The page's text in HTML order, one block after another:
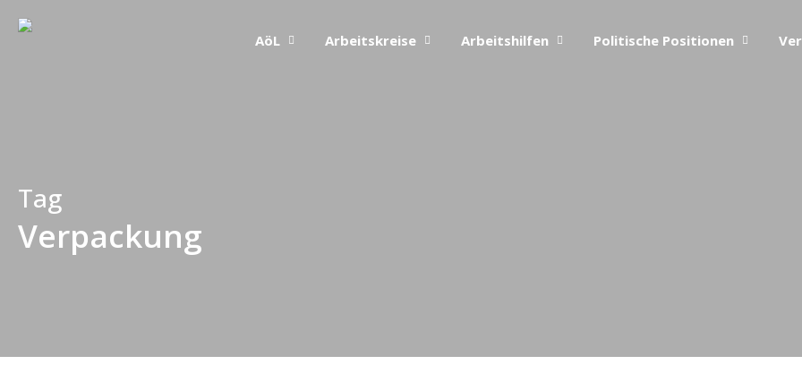
Skip
AöL Arbeitskreise Arbeitshilfen Politische Positionen
Tag
Verpackung